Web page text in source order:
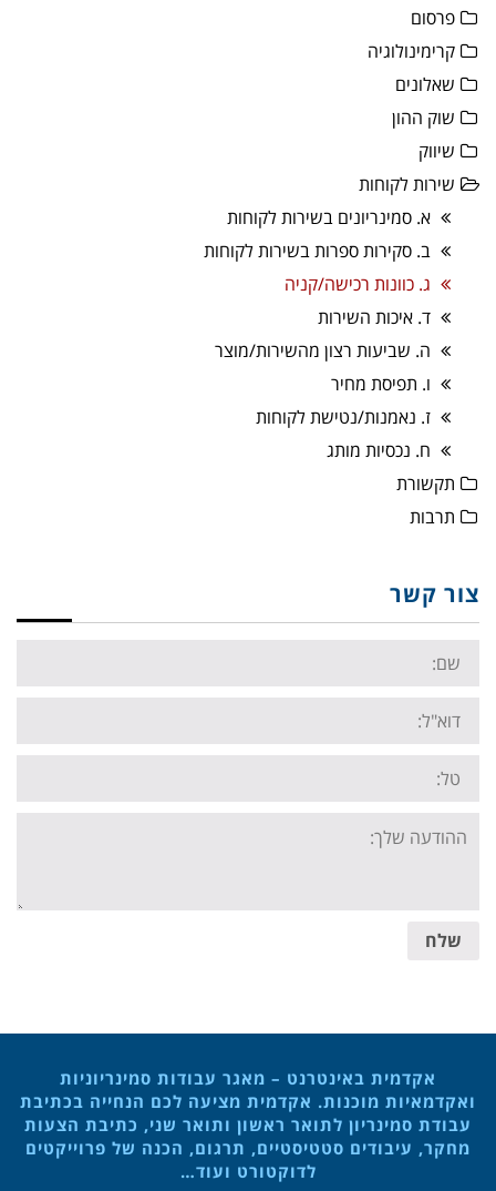
פרסום
קרימינולוגיה
שאלונים
שוק ההון
שיווק
שירות לקוחות
א. סמינריונים בשירות לקוחות
ב. סקירות ספרות בשירות לקוחות
ג. כוונות רכישה/קניה
ד. איכות השירות
ה. שביעות רצון מהשירות/מוצר
ו. תפיסת מחיר
ז. נאמנות/נטישת לקוחות
ח. נכסיות מותג
תקשורת
תרבות
צור קשר
Name:
Email:
Tel:
Your
message:
שלח
אקדמית באינטרנט – מאגר עבודות סמינריוניות
ואקדמאיות מוכנות. אקדמית מציעה לכם הנחייה בכתיבת
עבודת סמינריון לתואר ראשון ותואר שני, כתיבת הצעות
מחקר, עיבודים סטטיסטיים, תרגום, הכנה של פרוייקטים
לדוקטורט ועוד…